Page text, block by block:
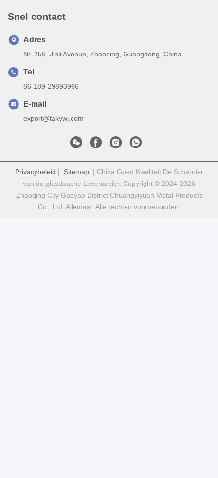
Snel contact
Adres
Nr. 256, Jinli Avenue, Zhaoqing, Guangdong, China
Tel
86-189-29893966
E-mail
export@takywj.com
Privacybeleid | Sitemap| China Goed Kwaliteit De Scharnier
van de glasdouche Leverancier. Copyright © 2024-2026
Zhaoqing City Gaoyao District Chuangyiyuan Metal Products
Co., Ltd. Allemaal. Alle rechten voorbehouden.